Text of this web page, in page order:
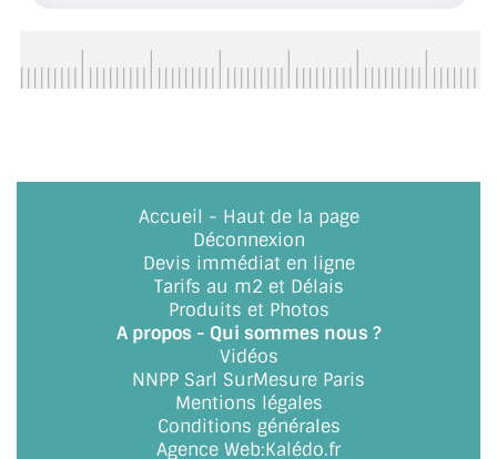
COMPTE PRO
PLAN DU SITE
NOUS TROUVER - BUC 78
NOUS CONTACTER
Accueil - Haut de la page
Déconnexion
Devis immédiat en ligne
Tarifs au m2 et Délais
Produits et Photos
A propos - Qui sommes nous ?
Vidéos
NNPP Sarl SurMesure Paris
Mentions légales
Conditions générales
Agence Web:Kalédo.fr